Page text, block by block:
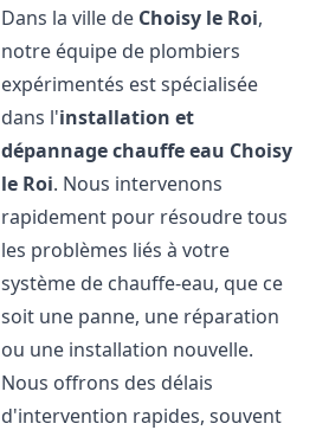
Dans la ville de Choisy le Roi,
notre équipe de plombiers
expérimentés est spécialisée
dans l'installation et
dépannage chauffe eau Choisy
le Roi. Nous intervenons
rapidement pour résoudre tous
les problèmes liés à votre
système de chauffe-eau, que ce
soit une panne, une réparation
ou une installation nouvelle.
Nous offrons des délais
d'intervention rapides, souvent